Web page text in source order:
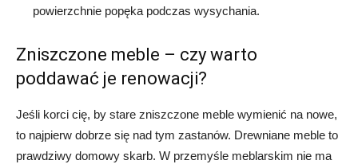
powierzchnie popęka podczas wysychania.
Zniszczone meble – czy warto
poddawać je renowacji?
Jeśli korci cię, by stare zniszczone meble wymienić na nowe,
to najpierw dobrze się nad tym zastanów. Drewniane meble to
prawdziwy domowy skarb. W przemyśle meblarskim nie ma